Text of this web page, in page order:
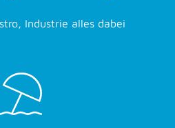
Industrie alles dabei